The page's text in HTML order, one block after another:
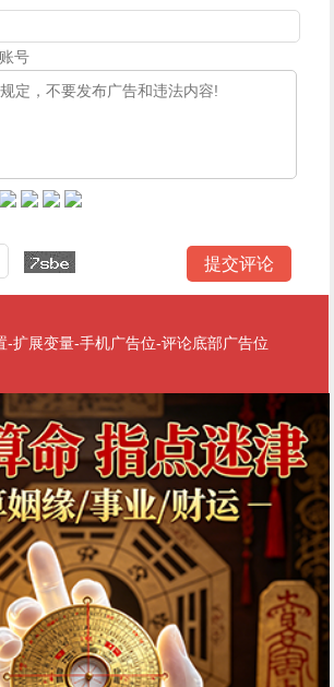
号
-扩展变量-手机广告位-评论底部广告位